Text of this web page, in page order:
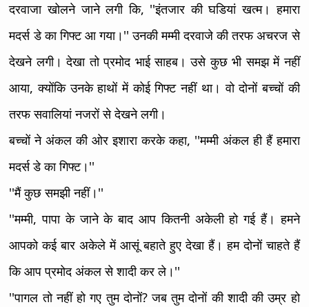
दरवाजा खोलने जाने लगी कि, ''इंतजार की घडियां खत्म। हमारा
मदर्स डे का गिफ्ट आ गया।'' उनकी मम्मी दरवाजे की तरफ अचरज से
देखने लगी। देखा तो प्रमोद भाई साहब। उसे कुछ भी समझ में नहीं
आया, क्योंकि उनके हाथों में कोई गिफ्ट नहीं था। वो दोनों बच्चों की
तरफ सवालियां नजरों से देखने लगी।
बच्चों ने अंकल की ओर इशारा करके कहा, ''मम्मी अंकल ही हैं हमारा
मदर्स डे का गिफ्ट।''
''मैं कुछ समझी नहीं।''
''मम्मी, पापा के जाने के बाद आप कितनी अकेली हो गई हैं। हमने
आपको कई बार अकेले में आसूं बहाते हुए देखा हैं। हम दोनों चाहते हैं
कि आप प्रमोद अंकल से शादी कर ले।''
''पागल तो नहीं हो गए तुम दोनों? जब तुम दोनों की शादी की उम्र हो